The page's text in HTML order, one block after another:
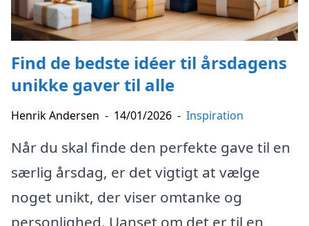
Find de bedste idéer til årsdagens
unikke gaver til alle
Henrik Andersen - 14/01/2026 - Inspiration
Når du skal finde den perfekte gave til en
særlig årsdag, er det vigtigt at vælge
noget unikt, der viser omtanke og
personlighed. Uanset om det er til en